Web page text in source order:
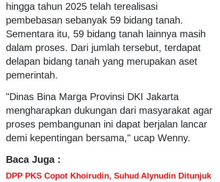
hingga tahun 2025 telah terealisasi
pembebasan sebanyak 59 bidang tanah.
Sementara itu, 59 bidang tanah lainnya masih
dalam proses. Dari jumlah tersebut, terdapat
delapan bidang tanah yang merupakan aset
pemerintah.
"Dinas Bina Marga Provinsi DKI Jakarta
mengharapkan dukungan dari masyarakat agar
proses pembangunan ini dapat berjalan lancar
demi kepentingan bersama," ucap Wenny.
Baca Juga :
DPP PKS Copot Khoirudin, Suhud Alynudin Ditunjuk